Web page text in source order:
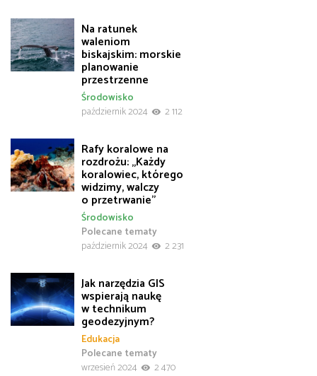
Na ratunek
waleniom
biskajskim: morskie
planowanie
przestrzenne
Środowisko
październik 2024
2 112
Rafy koralowe na
rozdrożu: „Każdy
koralowiec, którego
widzimy, walczy
o przetrwanie”
Polecane tematy
Środowisko
październik 2024
2 231
Jak narzędzia GIS
wspierają naukę
w technikum
geodezyjnym?
Edukacja
Polecane tematy
wrzesień 2024
2 470